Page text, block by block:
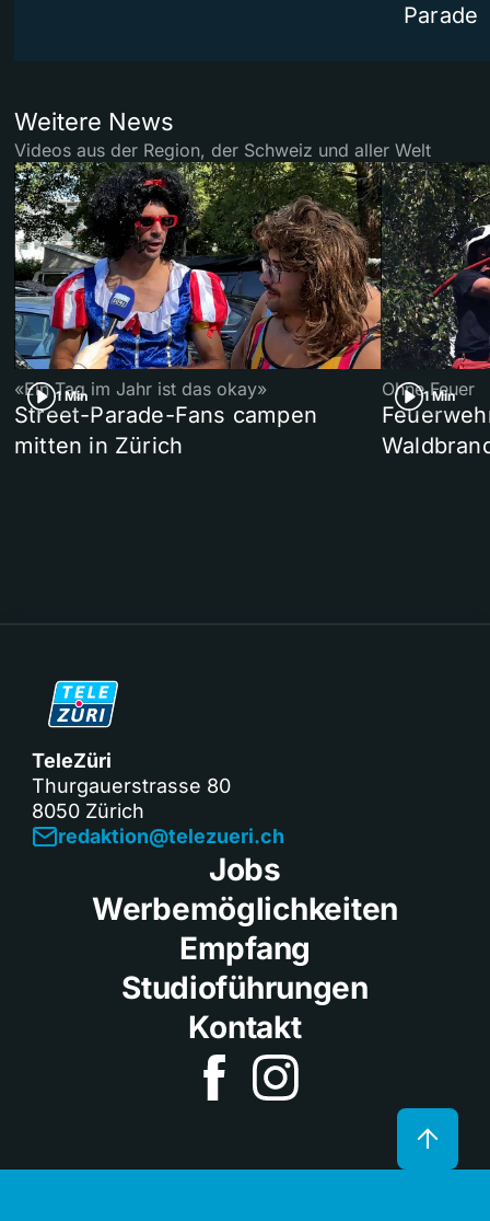
Parade
Weitere News
Videos aus der Region, der Schweiz und aller Welt
1 Min
«Ein Tag im Jahr ist das okay»
Street-Parade-Fans campen
mitten in Zürich
1 Min
Ohne Feuer
TeleZüri
Thurgauerstrasse 80
8050 Zürich
redaktion@telezueri.ch
Jobs
Werbemöglichkeiten
Empfang
Studioführungen
Kontakt